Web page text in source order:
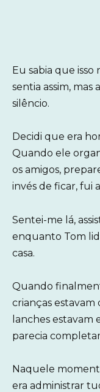
Eu sabia que
sentia assim, mas
silêncio.
Decidi que era
Quando ele
os amigos,
invés de ficar, fui
Sentei-me lá,
enquanto Tom
casa.
Quando
crianças estavam
lanches estavam
parecia
Naquele
era administrar